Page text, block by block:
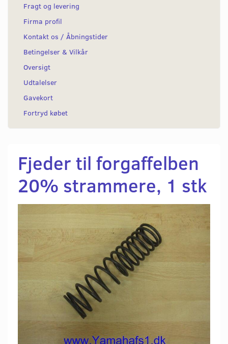
Fragt og levering
Firma profil
Kontakt os / Åbningstider
Betingelser & Vilkår
Oversigt
Udtalelser
Gavekort
Fortryd købet
Fjeder til forgaffelben
20% strammere, 1 stk